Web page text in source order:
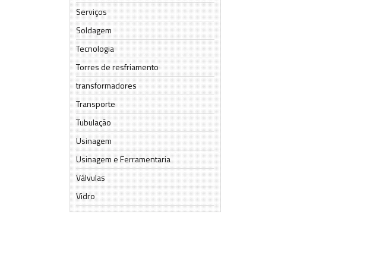
Serviços
Soldagem
Tecnologia
Torres de resfriamento
transformadores
Transporte
Tubulação
Usinagem
Usinagem e Ferramentaria
Válvulas
Vidro